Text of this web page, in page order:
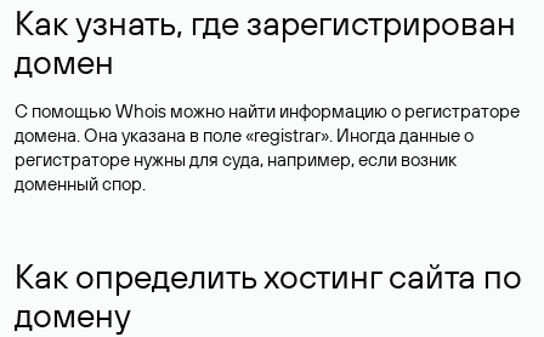
Как узнать, где зарегистрирован
домен
С помощью Whois можно найти информацию о регистраторе
домена. Она указана в поле «registrar». Иногда данные о
регистраторе нужны для суда, например, если возник
доменный спор.
Как определить хостинг сайта по
домену